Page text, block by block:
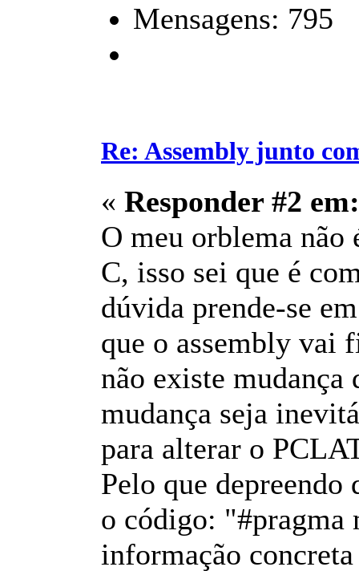
Mensagens: 795
Re: Assembly junto
« Responder #2 em:
O meu orblema
C, isso sei que é
dúvida prende-se
que o assembly vai
não existe mudança
mudança seja
para alterar o
Pelo que
o código: "#pragma
informação